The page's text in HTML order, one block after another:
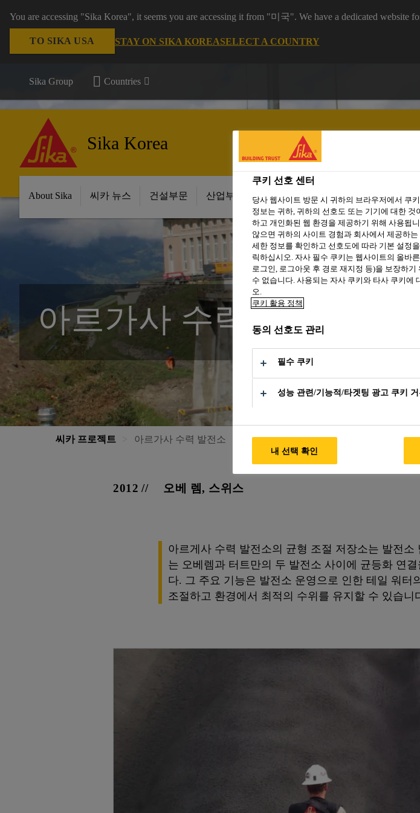
You are accessing "Sika Korea", it seems you are accessing it from "미국". We have a dedicated website
TO SIKA USA STAY ON SIKA KOREASELECT A COUNTRY
Sika Group Countries
Sika Korea
About Sika 씨카 뉴스 건설부문 산업부문 주거용 건축 씨카 프로젝트
아르가사 수력 발전소
씨카 프로젝트 아르가사 수력 발전소
2012 오베 렘, 스위스
아르게사 수력 발전소의 균형 조절 저장소는 발전
는 오베렘과 터트만의 두 발전소 사이에 균등화 연
다. 그 주요 기능은 발전소 운영으로 인한 테일 워
조절하고 환경에서 최적의 수위를 유지할 수 있습니
쿠키 선호 센터
당사 웹사이트 방문 시 귀하의 브라우저에서 쿠
정보는 귀하, 귀하의 선호도 또는 기기에 대한
하고 개인화된 웹 환경을 제공하기 위해 사용됩
않으면 귀하의 사이트 경험과 회사에서 제공하
세한 정보를 확인하고 선호도에 따라 기본 설정
릭하십시오. 자사 필수 쿠키는 웹사이트의 올바
로그인, 로그아웃 후 경로 재지정 등)을 보장하
수 없습니다. 사용되는 자사 쿠키와 타사 쿠키에
오.
쿠키 활용 정책
동의 선호도 관리
필수 쿠키
성능 관련/기능적/타겟팅 광고 쿠키 거
내 선택 확인